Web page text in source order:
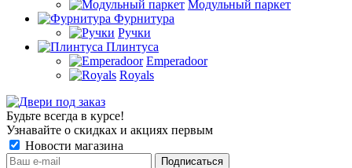
Модульный паркет
Фурнитура
Ручки
Плинтуса
Emperadoor
Royals
Будьте всегда в курсе!
Узнавайте о скидках и акциях первым
Новости магазина